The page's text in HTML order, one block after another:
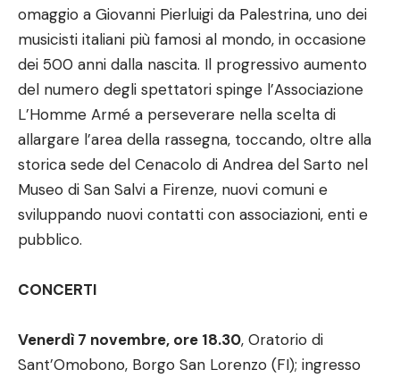
omaggio a Giovanni Pierluigi da Palestrina, uno dei
musicisti italiani più famosi al mondo, in occasione
dei 500 anni dalla nascita. Il progressivo aumento
del numero degli spettatori spinge l’Associazione
L’Homme Armé a perseverare nella scelta di
allargare l’area della rassegna, toccando, oltre alla
storica sede del Cenacolo di Andrea del Sarto nel
Museo di San Salvi a Firenze, nuovi comuni e
sviluppando nuovi contatti con associazioni, enti e
pubblico.
CONCERTI
Venerdì 7 novembre, ore 18.30, Oratorio di
Sant’Omobono, Borgo San Lorenzo (FI); ingresso